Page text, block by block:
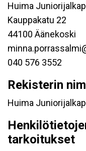
Huima
Kauppakatu 22
44100 Äänekoski
040 576 3552
Rekisterin
Huima
tarkoitukset